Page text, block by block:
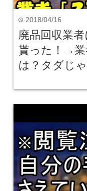
time 2018/04/16
廃品回収業
貰った！→
は？タダじ